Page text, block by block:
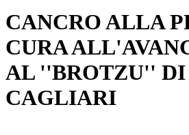
CANCRO ALLA
CURA
AL ''BROTZU'' DI
CAGLIARI